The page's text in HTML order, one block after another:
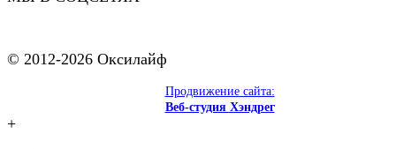
© 2012-2026 Оксилайф
Продвижение сайта:
Веб-студия Хэндрег
+